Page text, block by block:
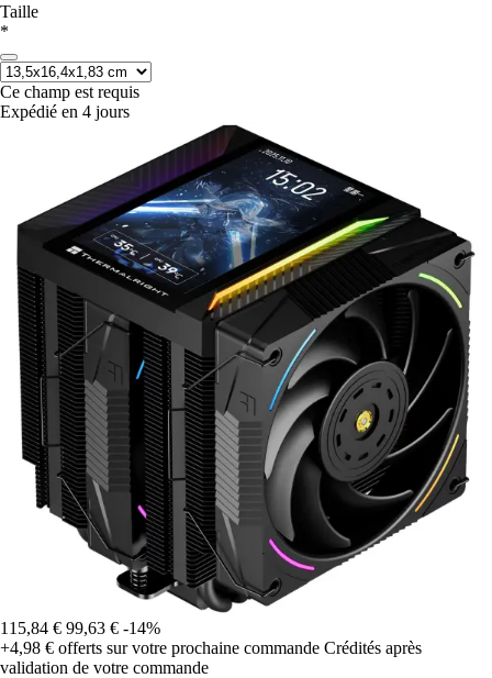
Taille
*
Ce champ est requis
Expédié en 4 jours
115,84 € 99,63 € -14%
+4,98 € offerts sur votre prochaine commande Crédités après
validation de votre commande